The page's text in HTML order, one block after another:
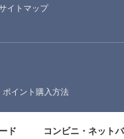
イトマップ
ポイント購入方法
ド コンビニ・ネット